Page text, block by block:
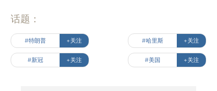
话题：
#特朗普 +关注 #哈里斯 +关注
#新冠 +关注 #美国 +关注